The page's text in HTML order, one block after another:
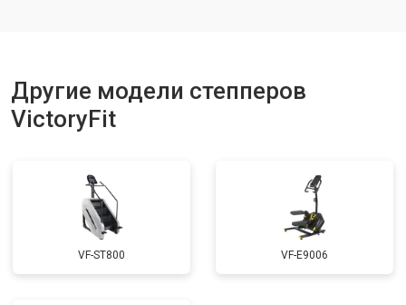
Другие модели степперов
VictoryFit
VF-ST800 VF-E9006